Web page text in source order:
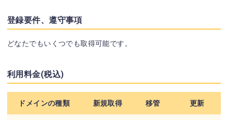
登録要件、遵守事項
どなたでもいくつでも取得可能です。
利用料金(税込)
ドメインの種類 新規取得 移管 更新